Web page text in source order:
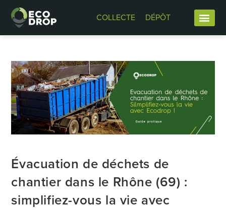
COLLECTE DÉPÔT
Évacuation de déchets de
chantier dans le Rhône (69) :
simplifiez-vous la vie avec